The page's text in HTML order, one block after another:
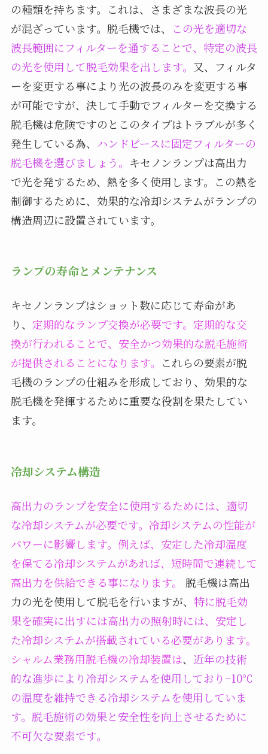
の種類を持ちます。これは、さまざまな波長の光
が混ざっています。脱毛機では、
この光を適切な
波長範囲にフィルターを通することで、特定の波長
の光を使用して脱毛効果を出します。 又、フィルタ
ーを変更する事により光の波長のみを変更する事
が可能ですが、決して手動でフィルターを交換する
脱毛機は危険ですのとこのタイプはトラブルが多く
発生している為、 ハンドピースに固定フィルターの
脱毛機を選びましょう。 キセノンランプは高出力
で光を発するため、熱を多く使用します。この熱を
制御するために、効果的な冷却システムがランプの
構造周辺に設置されています。
ランプの寿命とメンテナンス
キセノンランプはショット数に応じて寿命があ
り、 定期的なランプ交換が必要です。定期的な交
換が行われることで、安全かつ効果的な脱毛施術
が提供されることになります。 これらの要素が脱
毛機のランプの仕組みを形成しており、効果的な
脱毛機を発揮するために重要な役割を果たしてい
ます。
冷却システム構造
高出力のランプを安全に使用するためには、適切
な冷却システムが必要です。 冷却システムの性能が
パワーに影響します。例えば、安定した冷却温度
を保てる冷却システムがあれば、短時間で連続して
高出力を供給できる事になります。
脱毛機は高出
力の光を使用して脱毛を行いますが、 特に脱毛効
果を確実に出すには高出力の照射時には、安定し
た冷却システムが搭載されている必要があります。
シャルム業務用脱毛機の冷却装置は、 近年の技術
的な進歩により冷却システムを使用しており−10℃
の温度を維持できる冷却システムを使用していま
す。脱毛施術の効果と安全性を向上させるために
不可欠な要素です。